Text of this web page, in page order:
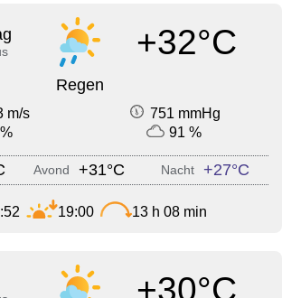
+32°C
Regen
m/s
751 mmHg
91 %
Avond +31°C Nacht +27°C
19:00 13 h 08 min
+30°C